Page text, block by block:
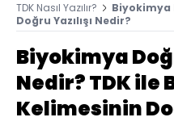
TDK Nasıl Yazılır?
Biyokimya
Doğru Yazılışı Nedir?
Biyokimya
Nedir? TDK ile
Kelimesinin